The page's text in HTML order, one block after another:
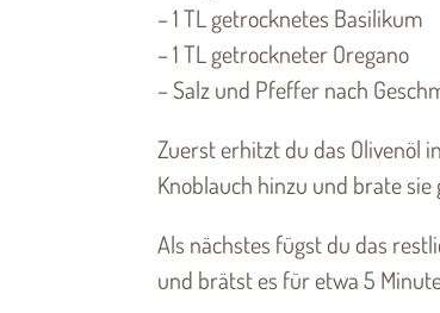
– 1 TL getrocknetes Basilikum
– 1 TL getrockneter Oregano
– Salz und Pfeffer nach
Zuerst erhitzt du das Olivenöl
Knoblauch hinzu und brate sie
Als nächstes fügst du das
und brätst es für etwa 5